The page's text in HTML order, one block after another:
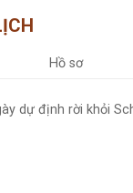
Hồ sơ
dự định rời khỏi